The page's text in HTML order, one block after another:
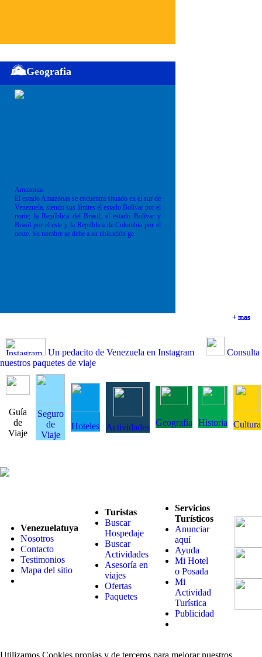
+ mas
+ mas
+ mas
Geografia
Amazonas
El estado Amazonas se encuentra situado en el sur de
Venezuela, siendo sus límites el estado Bolívar por el
norte; la República del Brasil; el estado Bolívar y
Brasil por el este y la República de Colombia por el
oeste. Su nombre se debe a su ubicación ge
+ mas
Un pedacito de Venezuela en Instagram
Consulta
nuestros paquetes de viaje
Guía
de
Viaje
Seguro
de
Viaje
Hoteles Actividades Geografía Historia Cultura
Venezuelatuya
Nosotros
Contacto
Testimonios
Mapa del sitio
Turistas
Buscar
Hospedaje
Buscar
Actividades
Asesoría en
viajes
Ofertas
Paquetes
Servicios
Turísticos
Anunciar
aquí
Ayuda
Mi Hotel
o Posada
Mi
Actividad
Turística
Publicidad
Utilizamos Cookies propias y de terceros para mejorar nuestros